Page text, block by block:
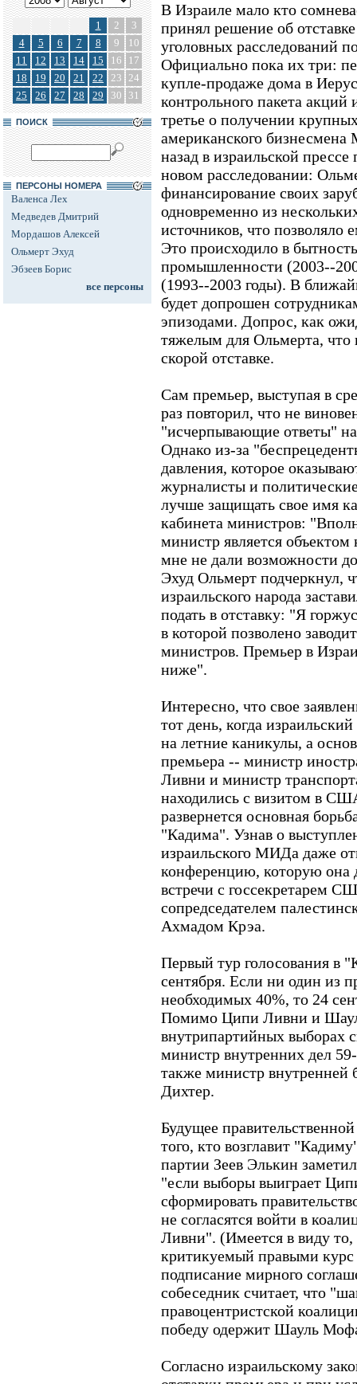
1 2
3
4
5 6 7 8 9
10
11
12 13 14 15 16
17
18
19 20 21 22 23 24
25
26 27 28 29 30 31
ПОИСК
ПЕРСОНЫ НОМЕРА
Валенса Лех
Медведев Дмитрий
Мордашов Алексей
Ольмерт Эхуд
Эбзеев Борис
все персоны
В Израиле мало кто
принял решение об
уголовных расследований
Официально пока их три:
купле-продаже дома в
контрольного пакета
третье о получении
американского
назад в израильской
новом расследовании:
финансирование своих
одновременно из
источников, что позволяло
Это происходило в
промышленности (2003--
(1993--2003 годы). В
будет допрошен
эпизодами. Допрос, как
тяжелым для Ольмерта, что
скорой отставке.
Сам премьер, выступая в
раз повторил, что не
"исчерпывающие ответы" на
Однако из-за
давления, которое
журналисты и
лучше защищать свое имя
кабинета министров:
министр является
мне не дали возможности
Эхуд Ольмерт подчеркнул,
израильского народа
подать в отставку: "Я
в которой позволено
министров. Премьер в
ниже".
Интересно, что свое
тот день, когда
на летние каникулы, а
премьера -- министр
Ливни и министр
находились с визитом в
развернется основная
"Кадима". Узнав о
израильского МИДа даже
конференцию, которую она
встречи с госсекретарем
сопредседателем
Ахмадом Крэа.
Первый тур голосования в
сентября. Если ни один из
необходимых 40%, то 24
Помимо Ципи Ливни и
внутрипартийных выборах
министр внутренних дел
также министр внутренней
Дихтер.
Будущее
того, кто возглавит
партии Зеев Элькин
"если выборы выиграет
сформировать
не согласятся войти в
Ливни". (Имеется в виду
критикуемый правыми курс
подписание мирного
собеседник считает, что
правоцентристской
победу одержит Шауль
Согласно израильскому